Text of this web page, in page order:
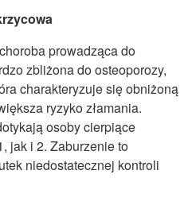
prowadząca do
zbliżona do osteoporozy,
charakteryzuje się obniżoną
ryzyko złamania.
osoby cierpiące
jak i 2. Zaburzenie to
niedostatecznej kontroli